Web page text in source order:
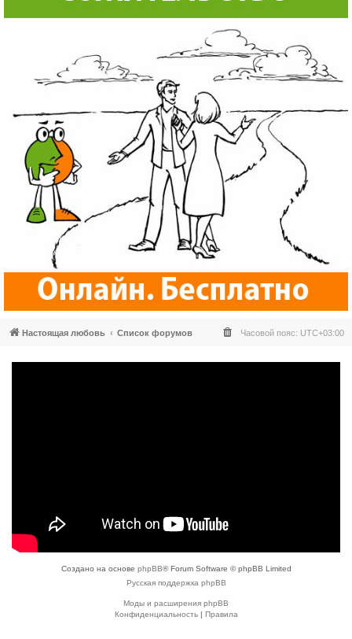
Настоящая любовь Список форумов Часовой пояс: UTC+03:00
Создано на основе phpBB® Forum Software © phpBB Limited
Русская поддержка phpBB
Моды и расширения phpBB
Конфиденциальность| Правила